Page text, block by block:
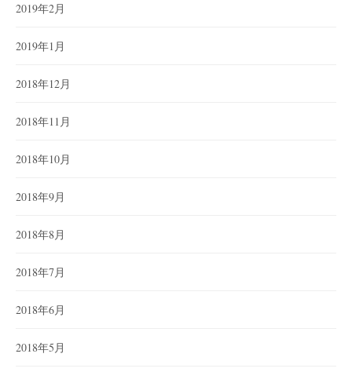
2019年2月
2019年1月
2018年12月
2018年11月
2018年10月
2018年9月
2018年8月
2018年7月
2018年6月
2018年5月